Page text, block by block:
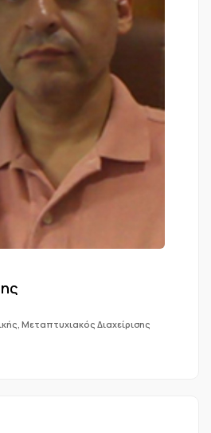
Μεταπτυχιακός Διαχείρισης